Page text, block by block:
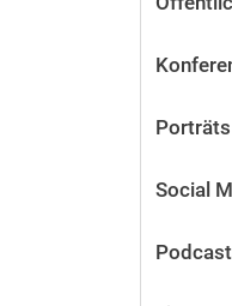
Stellenangebote
Alum­ni und
Kontakt undSocial